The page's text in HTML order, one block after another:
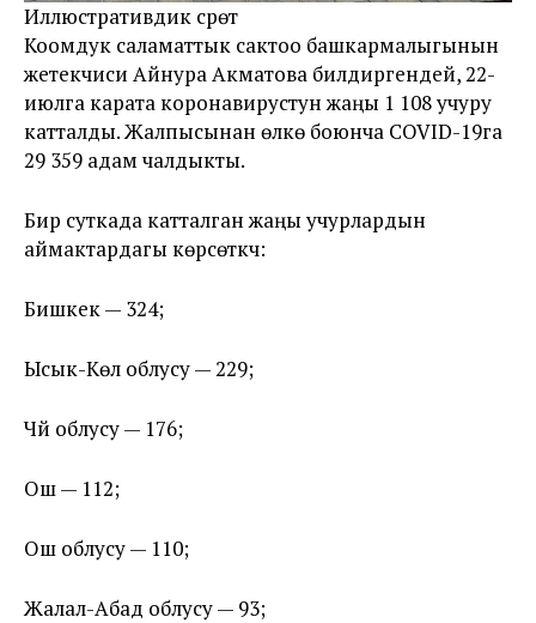
Иллюстративдик сүрөт
Коомдук саламаттык сактоо башкармалыгынын
жетекчиси Айнура Акматова билдиргендей, 22-
июлга карата коронавирустун жаңы 1 108 учуру
катталды. Жалпысынан өлкө боюнча COVID-19га
29 359 адам чалдыкты.
Бир суткада катталган жаңы учурлардын
аймактардагы көрсөткүчү:
Бишкек — 324;
Ысык-Көл облусу — 229;
Чүй облусу — 176;
Ош — 112;
Ош облусу — 110;
Жалал-Абад облусу — 93;